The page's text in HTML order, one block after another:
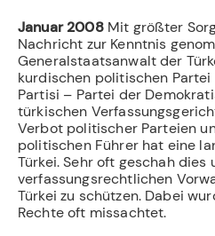
Januar 2008Mit größter
Nachricht zur Kenntnis
Generalstaatsanwalt der
kurdischen politischen Partei
Partisi – Partei der
türkischen
Verbot politischer Parteien
politischen Führer hat eine
Türkei. Sehr oft geschah dies
verfassungsrechtlichen
Türkei zu schützen. Dabei
Rechte oft missachtet.